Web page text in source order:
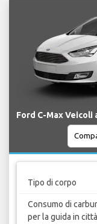
Ford C-Max
Tipo di corpo
Consumo di
per la guida in